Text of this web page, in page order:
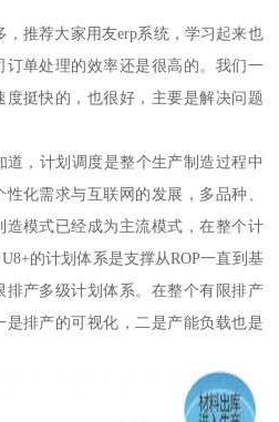
，推荐大家用友erp系统，学习起来也
订单处理的效率还是很高的。我们一
挺快的，也很好，主要是解决问题
道，计划调度是整个生产制造过程中
化需求与互联网的发展，多品种、
模式已经成为主流模式，在整个计
的计划体系是支撑从ROP一直到基
产多级计划体系。在整个有限排产
排产的可视化，二是产能负载也是